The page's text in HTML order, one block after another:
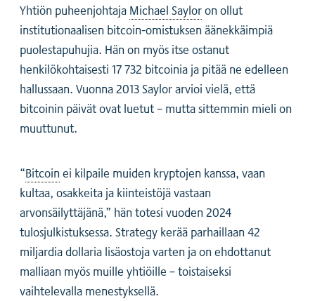
Yhtiön puheenjohtajaMichael Sayloron ollut
institutionaalisen bitcoin-omistuksen äänekkäimpiä
puolestapuhujia. Hän on myös itse ostanut
henkilökohtaisesti 17 732 bitcoinia ja pitää ne edelleen
hallussaan. Vuonna 2013 Saylor arvioi vielä, että
bitcoinin päivät ovat luetut – mutta sittemmin mieli on
muuttunut.
“Bitcoinei kilpaile muiden kryptojen kanssa, vaan
kultaa, osakkeita ja kiinteistöjä vastaan
arvonsäilyttäjänä,” hän totesi vuoden 2024
tulosjulkistuksessa. Strategy kerää parhaillaan 42
miljardia dollaria lisäostoja varten ja on ehdottanut
malliaan myös muille yhtiöille – toistaiseksi
vaihtelevalla menestyksellä.